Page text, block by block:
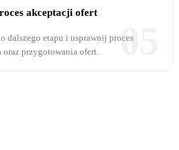
05
akceptacji ofert
dalszego etapu i usprawnij proces
oraz przygotowania ofert.